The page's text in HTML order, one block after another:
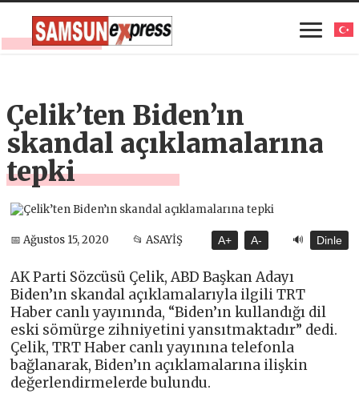
Çelik’ten Biden’ın
skandal açıklamalarına
tepki
📅 Ağustos 15, 2020 📂 ASAYİŞ A+ A- 🔊 Dinle
AK Parti Sözcüsü Çelik, ABD Başkan Adayı
Biden’ın skandal açıklamalarıyla ilgili TRT
Haber canlı yayınında, “Biden’ın kullandığı dil
eski sömürge zihniyetini yansıtmaktadır” dedi.
Çelik, TRT Haber canlı yayınına telefonla
bağlanarak, Biden’ın açıklamalarına ilişkin
değerlendirmelerde bulundu.